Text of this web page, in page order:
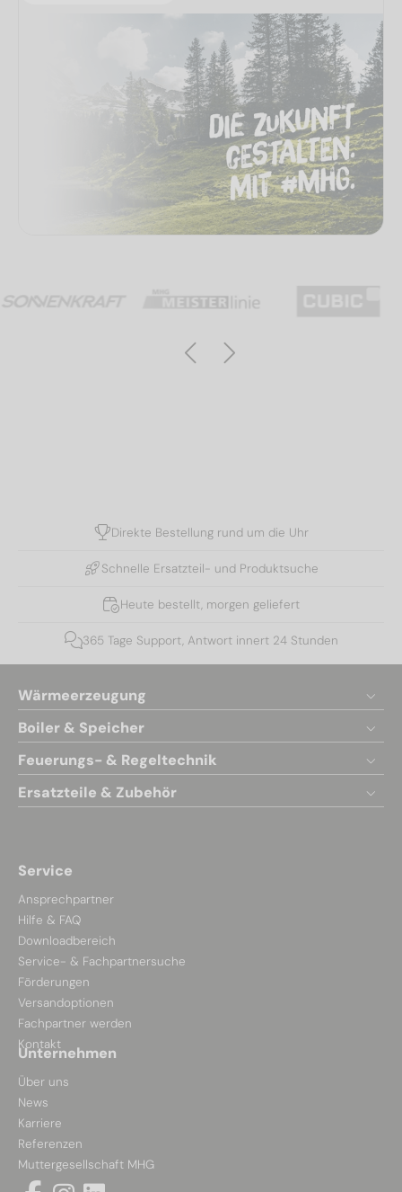
Direkte Bestellung rund um die Uhr
Schnelle Ersatzteil- und Produktsuche
Heute bestellt, morgen geliefert
365 Tage Support, Antwort innert 24 Stunden
Wärmeerzeugung
Boiler & Speicher
Feuerungs- & Regeltechnik
Ersatzteile & Zubehör
Service
Ansprechpartner
Hilfe & FAQ
Downloadbereich
Service- & Fachpartnersuche
Förderungen
Versandoptionen
Fachpartner werden
Kontakt
Unternehmen
Über uns
News
Karriere
Referenzen
Muttergesellschaft MHG